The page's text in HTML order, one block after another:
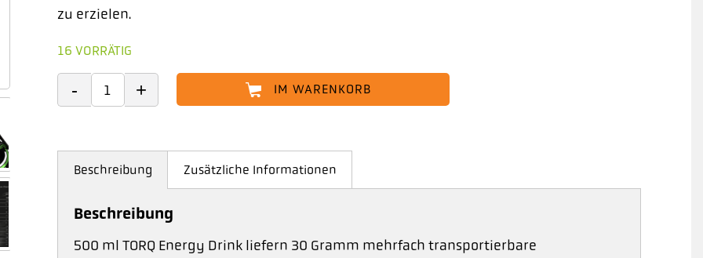
zu erzielen.
16 VORRÄTIG
IM WARENKORB
Beschreibung Zusätzliche Informationen
Beschreibung
500 ml TORQ Energy Drink liefern 30 Gramm mehrfach transportierbare